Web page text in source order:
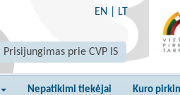
EN LT
Prisijungimas prie CVP IS
Nepatikimi tiekėjai Kuro